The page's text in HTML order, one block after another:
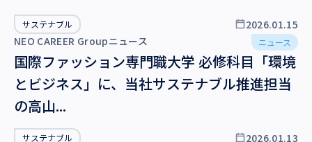
働き方
組織づくり
人材
メディア（HR Tech）
サステナブル
2026.01.15
NEO CAREER Groupニュース
ニュース
国際ファッション専門職大学 必修科目「環境
とビジネス」に、当社サステナブル推進担当
の高山...
サステナブル
2026.01.13